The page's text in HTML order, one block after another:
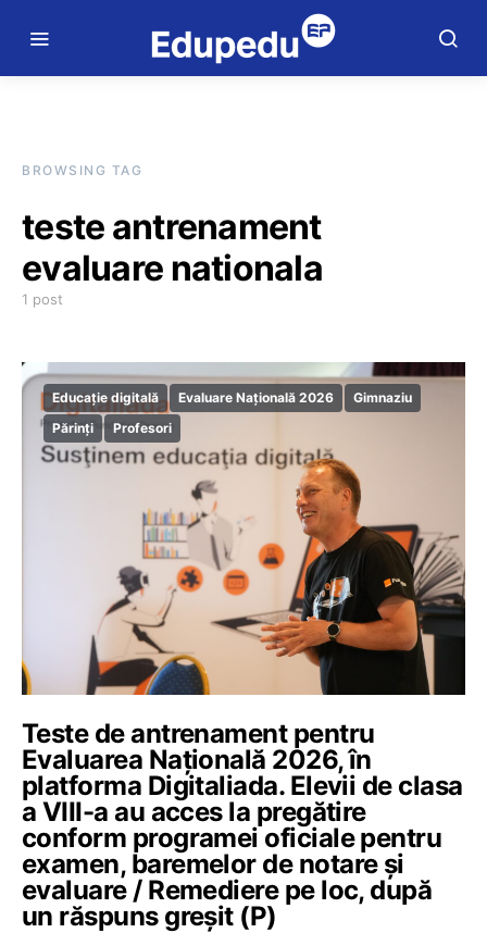
BROWSING TAG
teste antrenament
evaluare nationala
1 post
Educație digitală Evaluare Națională 2026
Gimnaziu
Părinți
Profesori
Teste de antrenament pentru
Evaluarea Națională 2026, în
platforma Digitaliada. Elevii de clasa
a VIII-a au acces la pregătire
conform programei oficiale pentru
examen, baremelor de notare și
evaluare / Remediere pe loc, după
un răspuns greșit (P)